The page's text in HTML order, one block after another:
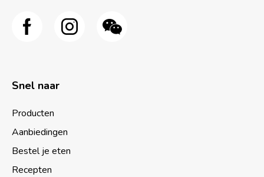
Snel naar
Producten
Aanbiedingen
Bestel je eten
Recepten